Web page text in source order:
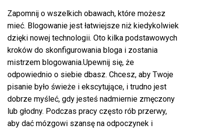
Zapomnij o wszelkich obawach, które możesz
mieć. Blogowanie jest łatwiejsze niż kiedykolwiek
dzięki nowej technologii. Oto kilka podstawowych
kroków do skonfigurowania bloga i zostania
mistrzem blogowania.Upewnij się, że
odpowiednio o siebie dbasz. Chcesz, aby Twoje
pisanie było świeże i ekscytujące, i trudno jest
dobrze myśleć, gdy jesteś nadmiernie zmęczony
lub głodny. Podczas pracy często rób przerwy,
aby dać mózgowi szansę na odpoczynek i